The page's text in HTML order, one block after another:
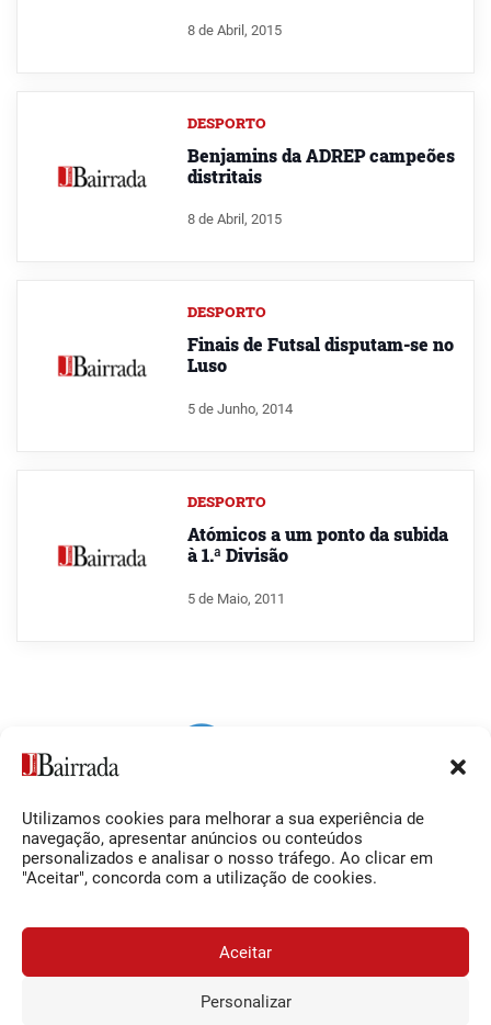
Utilizamos cookies para melhorar a sua experiência de
navegação, apresentar anúncios ou conteúdos
personalizados e analisar o nosso tráfego. Ao clicar em
"Aceitar", concorda com a utilização de cookies.
Aceitar
Personalizar
8 de Abril, 2015
DESPORTO
Benjamins da ADREP campeões
distritais
8 de Abril, 2015
DESPORTO
Finais de Futsal disputam-se no
Luso
5 de Junho, 2014
DESPORTO
Atómicos a um ponto da subida
à 1.ª Divisão
5 de Maio, 2011
Siga-nos
Facebook
O Jornal da Bairrada
Contactos
Termos e Condições